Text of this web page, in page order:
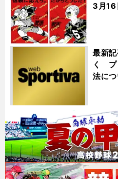
3月16
最新
く プ
法に